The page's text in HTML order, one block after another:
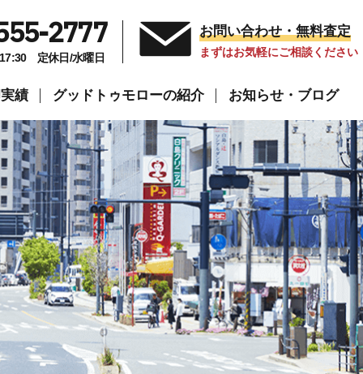
績 グッドトゥモローの紹介 お知らせ・ブログ
2777
定休日/水曜日
お問い合わせ・無料査定
まずはお気軽にご相談ください